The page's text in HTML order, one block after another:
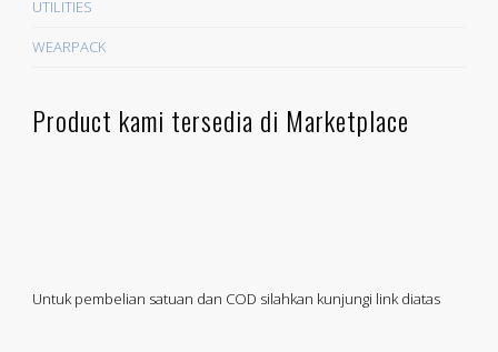
UTILITIES
WEARPACK
Product kami tersedia di Marketplace
Untuk pembelian satuan dan COD silahkan kunjungi link diatas